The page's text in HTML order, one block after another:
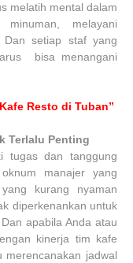
melatih mental dalam
melayani
Dan setiap staf yang
bisa menangani
Resto di Tuban”
Terlalu Penting
tugas dan tanggung
manajer yang
kurang nyaman
diperkenankan untuk
apabila Anda atau
kinerja tim kafe
jadwal